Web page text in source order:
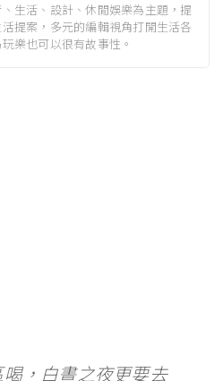
生活、設計、休閒娛樂為主題，提
提案，多元的編輯視角打開生活各
樂也可以很有故事性。
，白晝之夜更要去